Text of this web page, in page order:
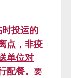
投运的
点，非疫
单位对
配餐。 要